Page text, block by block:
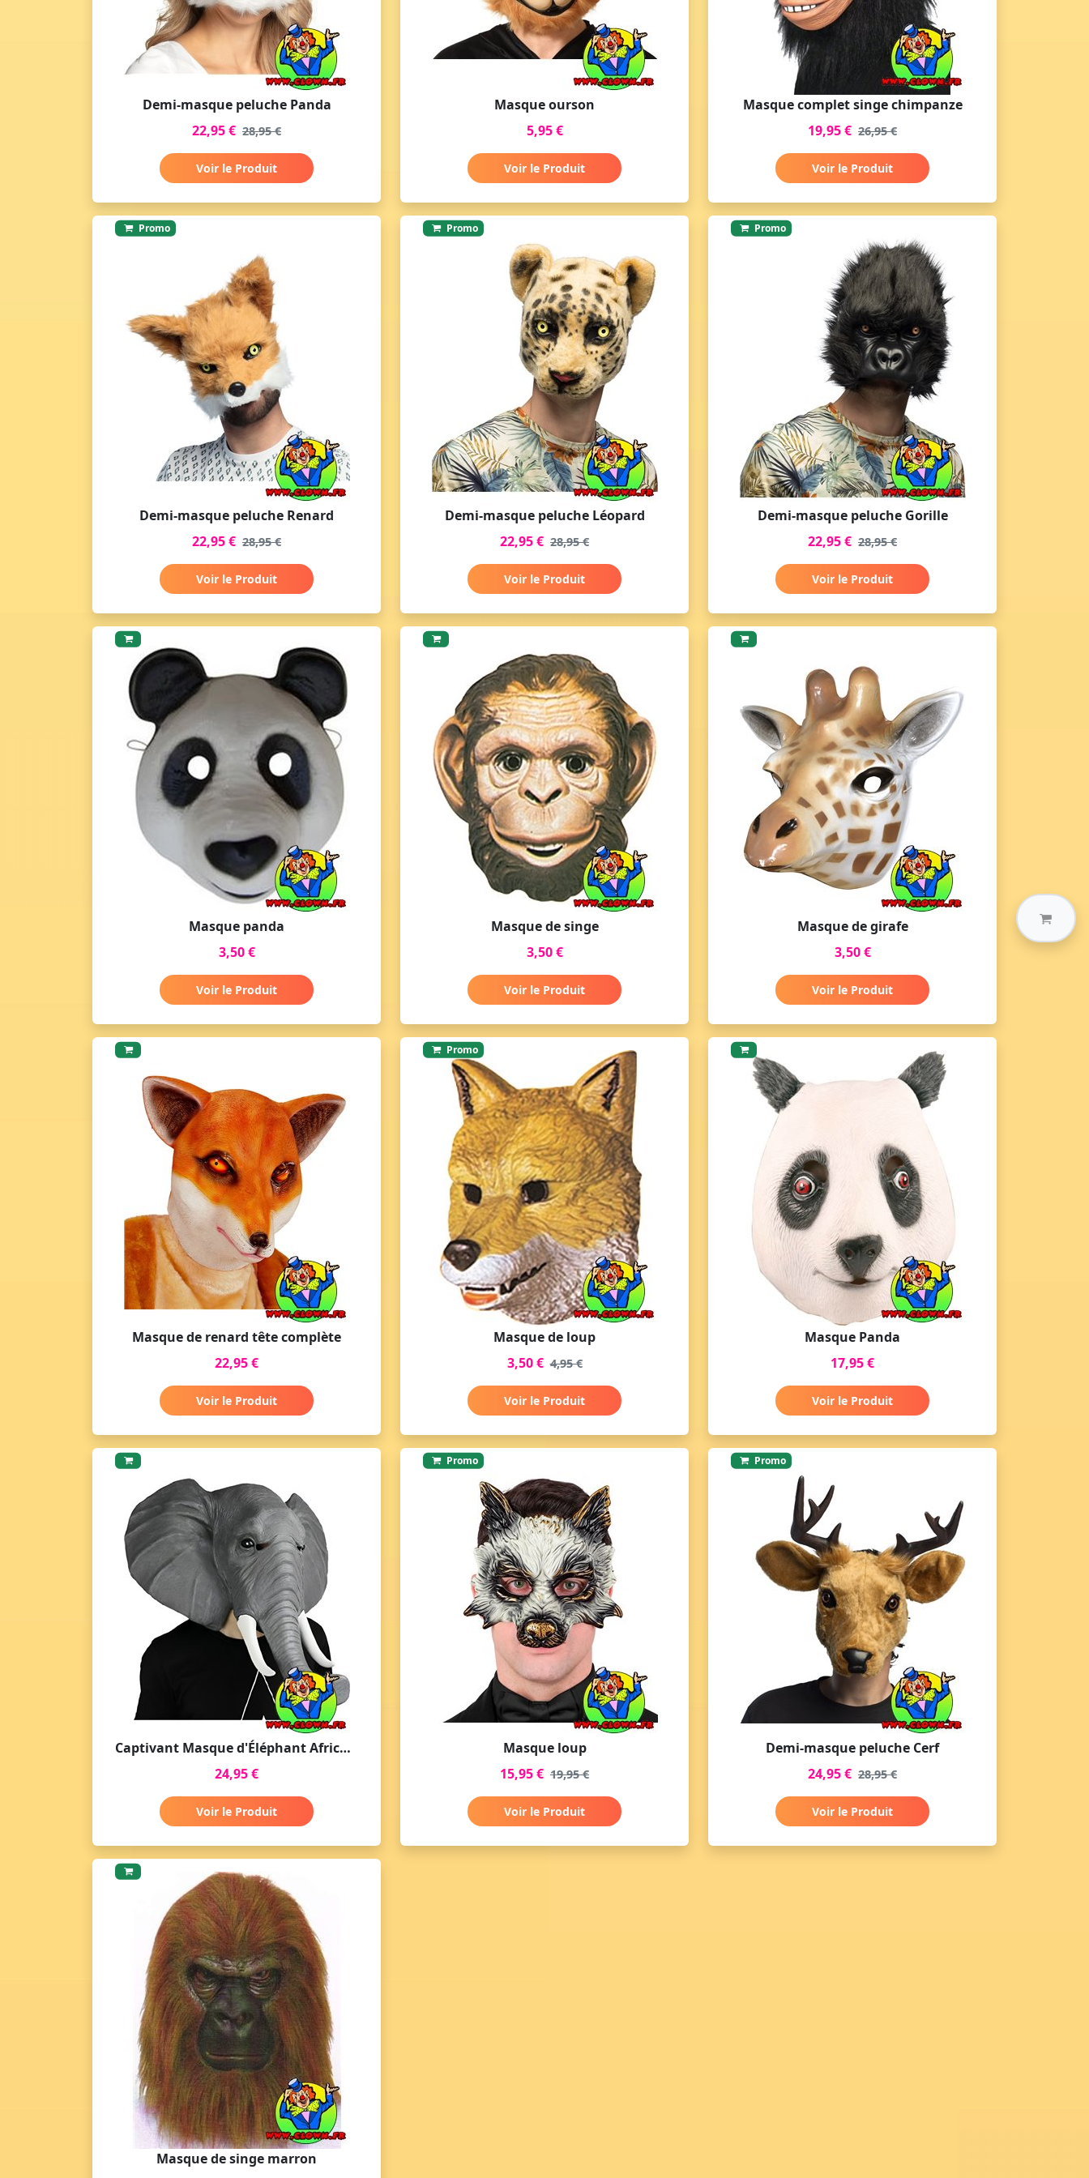
Demi-masque peluche Panda
22,95 € 28,95 €
Voir le Produit
Masque ourson
5,95 €
Voir le Produit
Masque complet singe chimpanze
19,95 € 26,95 €
Voir le Produit
Promo
Demi-masque peluche Renard
22,95 € 28,95 €
Voir le Produit
Promo
Demi-masque peluche Léopard
22,95 € 28,95 €
Voir le Produit
Promo
Demi-masque peluche Gorille
22,95 € 28,95 €
Voir le Produit
Masque panda
3,50 €
Voir le Produit
Masque de singe
3,50 €
Voir le Produit
Masque de girafe
3,50 €
Voir le Produit
Masque de renard tête complète
22,95 €
Voir le Produit
Promo
Masque de loup
3,50 € 4,95 €
Voir le Produit
Masque Panda
17,95 €
Voir le Produit
Captivant Masque d'Éléphant Africain
24,95 €
Voir le Produit
Promo
Masque loup
15,95 € 19,95 €
Voir le Produit
Promo
Demi-masque peluche Cerf
24,95 € 28,95 €
Voir le Produit
Masque de singe marron